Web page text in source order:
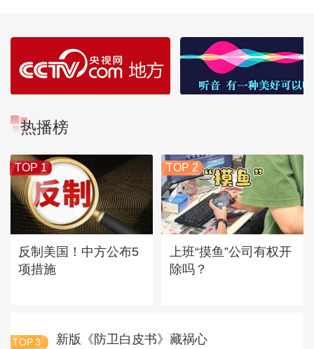
热播榜
TOP 1
反制美国！中方公布5
项措施
TOP 2
上班“摸鱼”公司有权开
除吗？
TOP 3 新版《防卫白皮书》藏祸心